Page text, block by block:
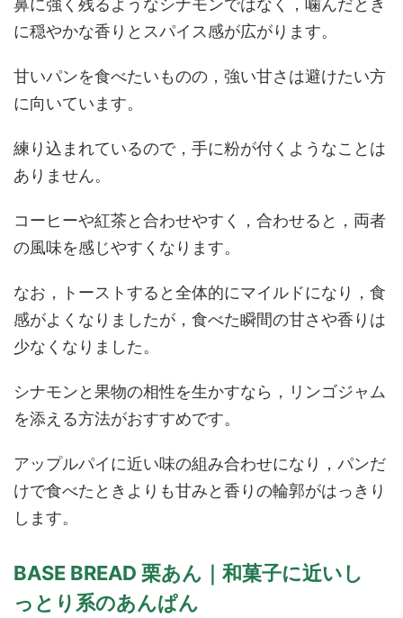
鼻に強く残るようなシナモンではなく，噛んだとき
に穏やかな香りとスパイス感が広がります。
甘いパンを食べたいものの，強い甘さは避けたい方
に向いています。
練り込まれているので，手に粉が付くようなことは
ありません。
コーヒーや紅茶と合わせやすく，合わせると，両者
の風味を感じやすくなります。
なお，トーストすると全体的にマイルドになり，食
感がよくなりましたが，食べた瞬間の甘さや香りは
少なくなりました。
シナモンと果物の相性を生かすなら，リンゴジャム
を添える方法がおすすめです。
アップルパイに近い味の組み合わせになり，パンだ
けで食べたときよりも甘みと香りの輪郭がはっきり
します。
BASE BREAD 栗あん｜和菓子に近いし
っとり系のあんぱん